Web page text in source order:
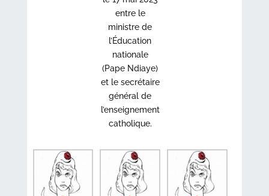
entre le
ministre de
l’Éducation
nationale
(Pape Ndiaye)
et le secrétaire
général de
l’enseignement
catholique.